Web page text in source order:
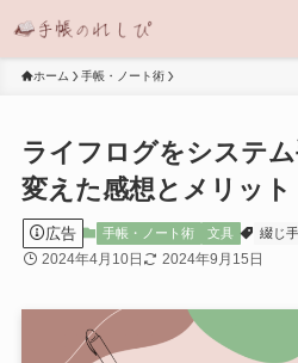
ホーム 手帳・ノート術
ライフログをシステ
変えた感想とメリット
広告 手帳・ノート術 文具 綴じ
2024年4月10日 2024年9月15日